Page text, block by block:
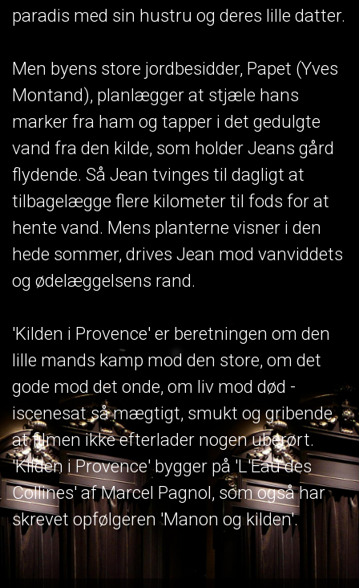
paradis med sin hustru og deres lille datter.
Men byens store jordbesidder, Papet (Yves
Montand), planlægger at stjæle hans
marker fra ham og tapper i det gedulgte
vand fra den kilde, som holder Jeans gård
flydende. Så Jean tvinges til dagligt at
tilbagelægge flere kilometer til fods for at
hente vand. Mens planterne visner i den
hede sommer, drives Jean mod vanviddets
og ødelæggelsens rand.
'Kilden i Provence' er beretningen om den
lille mands kamp mod den store, om det
gode mod det onde, om liv mod død -
iscenesat så mægtigt, smukt og gribende,
at filmen ikke efterlader nogen uberørt.
'Kilden i Provence' bygger på 'L'Eau des
Collines' af Marcel Pagnol, som også har
skrevet opfølgeren 'Manon og kilden'.